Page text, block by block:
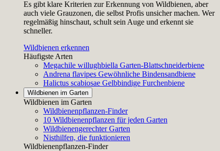
Es gibt klare Kriterien zur Erkennung von Wildbienen, aber
auch viele Grauzonen, die selbst Profis unsicher machen. Wer
regelmäßig hinschaut, schult sein Auge und erkennt sie
schneller.
Wildbienen erkennen
Häufigste Arten
Megachile willughbiella Garten-Blattschneiderbiene
Andrena flavipes Gewöhnliche Bindensandbiene
Halictus scabiosae Gelbbindige Furchenbiene
Wildbienen im Garten
Wildbienen im Garten
Wildbienenpflanzen-Finder
10 Wildbienenpflanzen für jeden Garten
Wildbienengerechter Garten
Nisthilfen, die funktionieren
Wildbienenpflanzen-Finder